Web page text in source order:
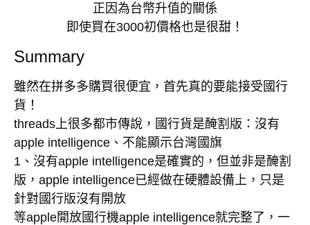
正因為台幣升值的關係
即使買在3000初價格也是很甜！
Summary
雖然在拼多多購買很便宜，首先真的要能接受國行
貨！
threads上很多都市傳說，國行貨是醃割版：沒有
apple intelligence、不能顯示台灣國旗
1、沒有apple intelligence是確實的，但並非是醃割
版，apple intelligence已經做在硬體設備上，只是
針對國行版沒有開放
等apple開放國行機apple intelligence就完整了，一